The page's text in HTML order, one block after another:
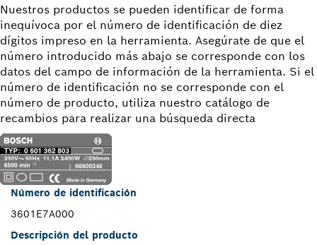
Nuestros productos se pueden identificar de forma
inequívoca por el número de identificación de diez
dígitos impreso en la herramienta. Asegúrate de que el
número introducido más abajo se corresponde con los
datos del campo de información de la herramienta. Si el
número de identificación no se corresponde con el
número de producto, utiliza nuestro catálogo de
recambios para realizar una búsqueda directa
Número de identificación
3601E7A000
Descripción del producto